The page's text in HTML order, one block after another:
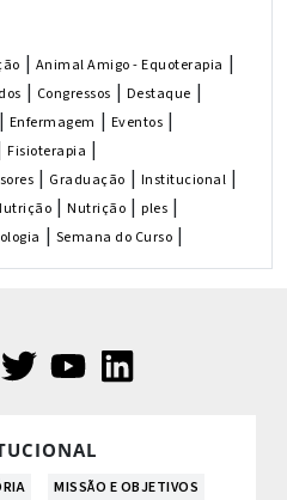
| Animal Amigo - Equoterapia |
| Congressos | Destaque |
| Enfermagem | Eventos |
Fisioterapia |
| Graduação | Institucional |
| Nutrição | ples |
| Semana do Curso |
MISSÃO E OBJETIVOS